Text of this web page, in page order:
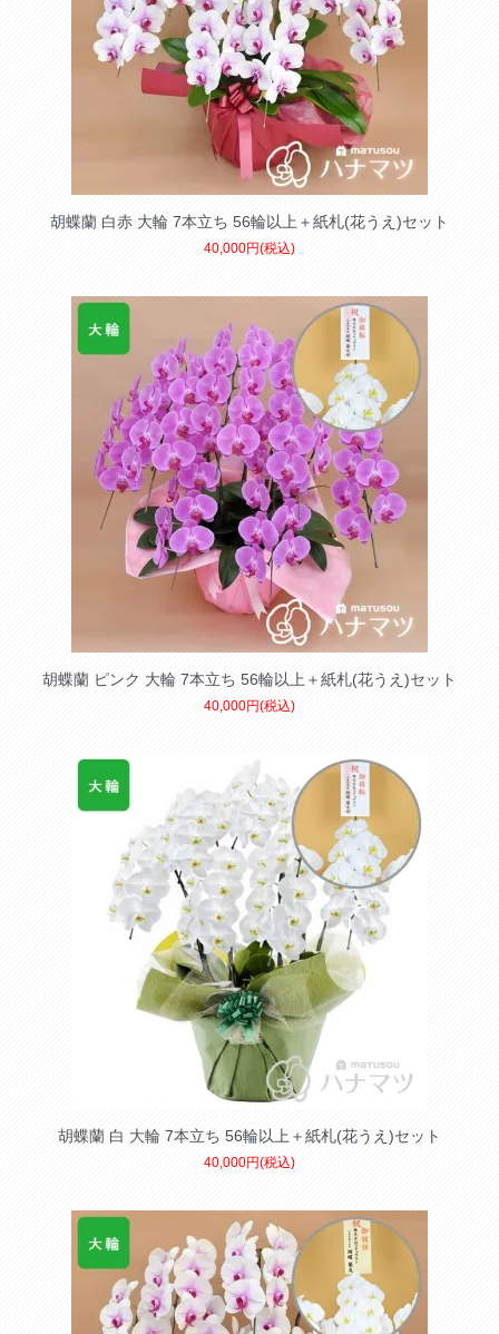
胡蝶蘭 白赤 大輪 7本立ち 56輪以上＋紙札(花うえ)セット
40,000円(税込)
胡蝶蘭 ピンク 大輪 7本立ち 56輪以上＋紙札(花うえ)セット
40,000円(税込)
胡蝶蘭 白 大輪 7本立ち 56輪以上＋紙札(花うえ)セット
40,000円(税込)